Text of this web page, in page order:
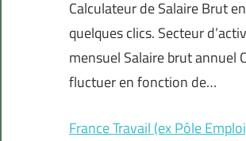
Calculateur de Salaire Brut
quelques clics. Secteur
mensuel Salaire brut annuel
fluctuer en fonction de…
France Travail (ex Pôle